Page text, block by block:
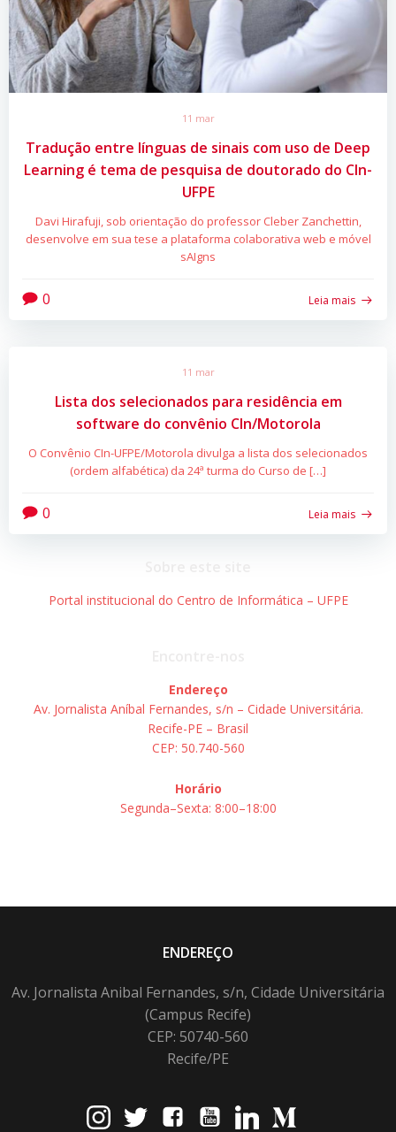
11 mar
Tradução entre línguas de sinais com uso de Deep
Learning é tema de pesquisa de doutorado do CIn-
UFPE
Davi Hirafuji, sob orientação do professor Cleber Zanchettin,
desenvolve em sua tese a plataforma colaborativa web e móvel
sAIgns
0 Leia mais
11 mar
Lista dos selecionados para residência em
software do convênio CIn/Motorola
O Convênio CIn-UFPE/Motorola divulga a lista dos selecionados
(ordem alfabética) da 24ª turma do Curso de […]
0 Leia mais
Portal institucional do Centro de Informática – UFPE
Endereço
Av. Jornalista Aníbal Fernandes, s/n – Cidade Universitária.
Recife-PE – Brasil
CEP: 50.740-560
Horário
Segunda–Sexta: 8:00–18:00
ENDEREÇO
Av. Jornalista Anibal Fernandes, s/n, Cidade Universitária
(Campus Recife)
CEP: 50740-560
Recife/PE